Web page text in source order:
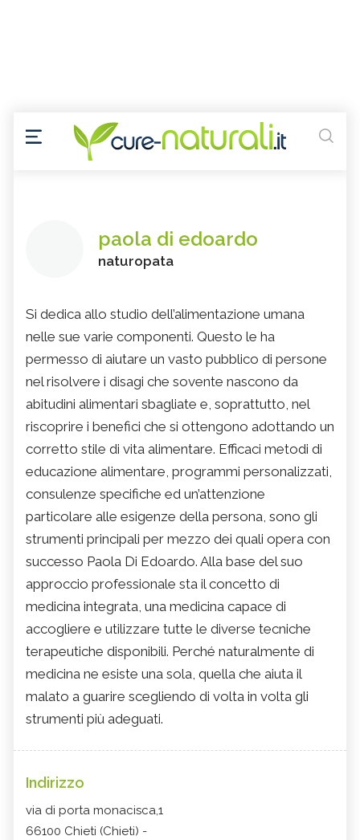
paola di edoardo
naturopata
Si dedica allo studio dell’alimentazione umana
nelle sue varie componenti. Questo le ha
permesso di aiutare un vasto pubblico di persone
nel risolvere i disagi che sovente nascono da
abitudini alimentari sbagliate e, soprattutto, nel
riscoprire i benefici che si ottengono adottando un
corretto stile di vita alimentare. Efficaci metodi di
educazione alimentare, programmi personalizzati,
consulenze specifiche ed un’attenzione
particolare alle esigenze della persona, sono gli
strumenti principali per mezzo dei quali opera con
successo Paola Di Edoardo. Alla base del suo
approccio professionale sta il concetto di
medicina integrata, una medicina capace di
accogliere e utilizzare tutte le diverse tecniche
terapeutiche disponibili. Perché naturalmente di
medicina ne esiste una sola, quella che aiuta il
malato a guarire scegliendo di volta in volta gli
strumenti più adeguati.
Indirizzo
via di porta monacisca,1
66100 Chieti (Chieti) -